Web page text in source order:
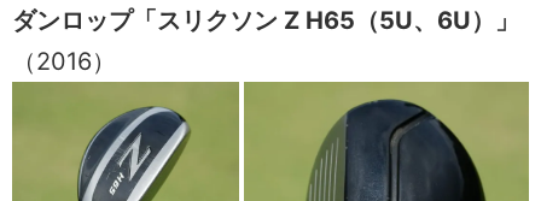
ダンロップ「スリクソン Z H65（5U、6U）」
（2016）